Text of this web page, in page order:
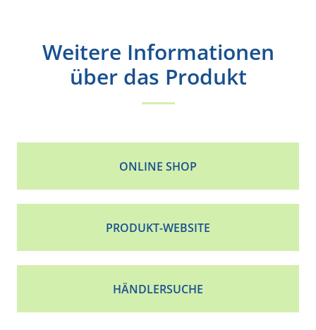
Weitere Informationen
über das Produkt
ONLINE SHOP
PRODUKT-WEBSITE
HÄNDLERSUCHE